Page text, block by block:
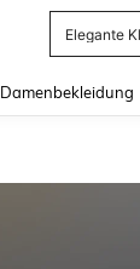
Elegante
Damenbekleidung